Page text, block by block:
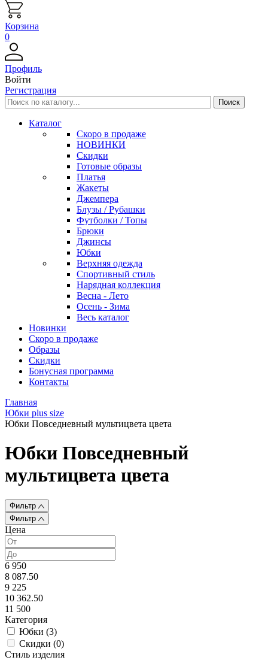
Корзина
0
Профиль
Войти
Регистрация
Каталог
Скоро в продаже
НОВИНКИ
Скидки
Готовые образы
Платья
Жакеты
Джемпера
Блузы / Рубашки
Футболки / Топы
Брюки
Джинсы
Юбки
Верхняя одежда
Спортивный стиль
Нарядная коллекция
Весна - Лето
Осень - Зима
Весь каталог
Новинки
Скоро в продаже
Образы
Скидки
Бонусная программа
Контакты
Главная
Юбки plus size
Юбки Повседневный мультицвета цвета
Юбки Повседневный
мультицвета цвета
Фильтр
Фильтр
Цена
6 950
8 087.50
9 225
10 362.50
11 500
Категория
Юбки (3)
Скидки (0)
Стиль изделия